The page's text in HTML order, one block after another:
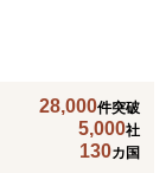
交渉/実行/PMI
を自走するた
28,000件突破
5,000社
130カ国